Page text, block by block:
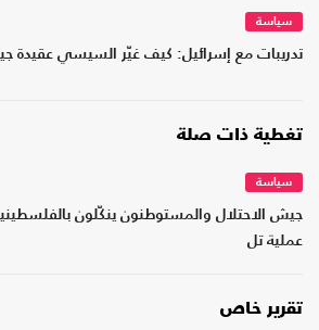
سياسة
تدريبات مع إسرائيل: كيف غيّر السيسي عقيدة
تغطية ذات صلة
سياسة
جيش الاحتلال والمستوطنون ينكّلون
عملية تل
تقرير خاص